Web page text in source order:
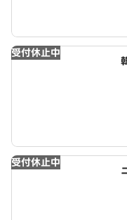
受付休止中
受付休止中